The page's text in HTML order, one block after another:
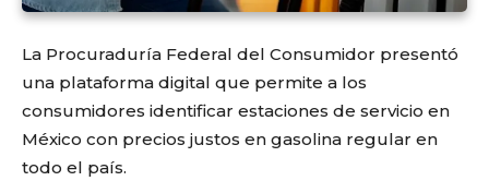
La Procuraduría Federal del Consumidor presentó
una plataforma digital que permite a los
consumidores identificar estaciones de servicio en
México con precios justos en gasolina regular en
todo el país.